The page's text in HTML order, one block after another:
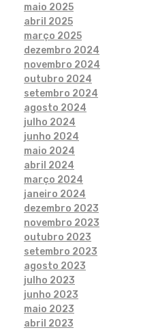
maio 2025
abril 2025
março 2025
dezembro 2024
novembro 2024
outubro 2024
setembro 2024
agosto 2024
julho 2024
junho 2024
maio 2024
abril 2024
março 2024
janeiro 2024
dezembro 2023
novembro 2023
outubro 2023
setembro 2023
agosto 2023
julho 2023
junho 2023
maio 2023
abril 2023